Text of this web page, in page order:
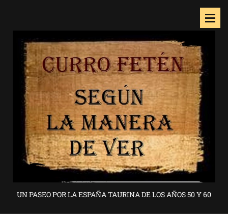
UN PASEO POR LA ESPAÑA TAURINA DE LOS AÑOS 50 Y 60